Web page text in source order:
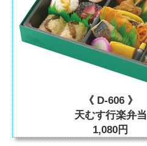
《 D-606 》
天むす行楽弁当
1,080円